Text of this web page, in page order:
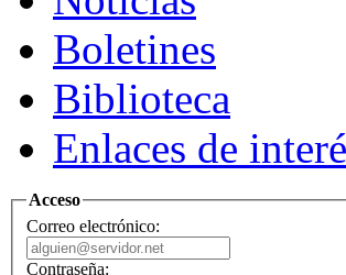
Boletines
Biblioteca
Enlaces de
Acceso
Correo electrónico:
Contraseña: